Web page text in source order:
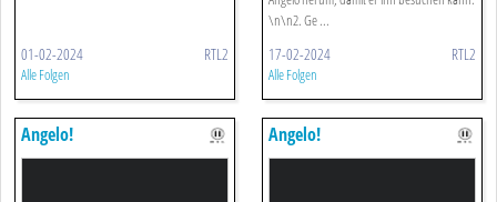
01-02-2024 RTL2
Alle Folgen
\n\n2. Ge ...
17-02-2024 RTL2
Alle Folgen
Angelo! Angelo!